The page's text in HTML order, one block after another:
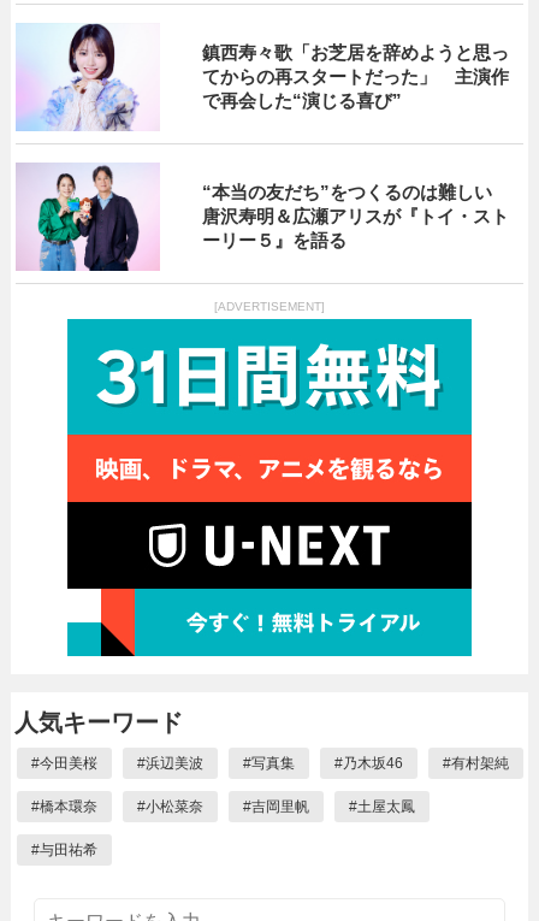
鎮西寿々歌「お芝居を辞めようと思っ
てからの再スタートだった」 主演作
で再会した“演じる喜び”
“本当の友だち”をつくるのは難しい
唐沢寿明＆広瀬アリスが『トイ・スト
ーリー５』を語る
[ADVERTISEMENT]
人気キーワード
#今田美桜 #浜辺美波 #写真集 #乃木坂46 #有村架純
#橋本環奈 #小松菜奈 #吉岡里帆 #土屋太鳳
#与田祐希